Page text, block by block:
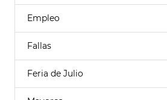
Empleo
Fallas
Feria de Julio